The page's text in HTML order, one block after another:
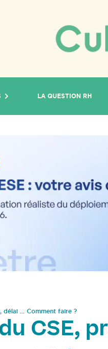
LA QUESTION RH
délai … Comment faire ?
CSE,